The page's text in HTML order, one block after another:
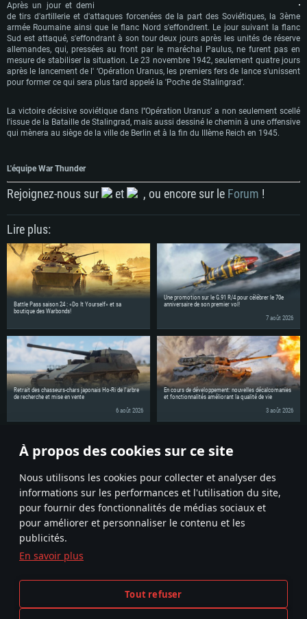
À propos des cookies sur ce site
Nous utilisons les cookies pour collecter et analyser des
informations sur les performances et l'utilisation du site,
pour fournir des fonctionnalités de médias sociaux et
pour améliorer et personnaliser le contenu et les
publicités.
En savoir plus
Tout refuser
GeForce GTX 660. La résolution minimale supportée par le jeu est de 720p
Connection: Connexion Internet à haut débit
Disque dur: 23.1 Go (client minimal)
Recommandée
Processeur: Intel Core i5 ou Ryzen5 3600 et plus
Mémoire: 16 GB et plus
Connection: Connexion Internet à haut débit
Disque dur: 75.9 Go (client complet)
Carte graphique: Intel Iris Pro 5200 (Mac), ou analogue AMD/Nvidia. La
résolution minimale supportée par le jeu est de 720p.
Connection: Connexion Internet à haut débit
Disque dur: 62,2 Go (client minimal)
Recommandée
Processeur: Core i7 (Les processeurs Intel Xeon ne sont pas supportés)
Mémoire: 8 GB
Connection: Connexion Internet à haut débit
Disque dur: 62,2 Go (client complet)
de même pour AMD (La résolution minimale supportée par le jeu est de
720p)
Connection: Connexion Internet à haut débit
Disque dur: 62,2 Go (client minimal)
Recommandée
Processeur: Intel Core i7
Mémoire: 8 GB
de même pour AMD (Radeon RX 570) avec les derniers drivers de moins de
Connection: Connexion Internet à haut débit
Disque dur: 60,2 Go (client complet)
Après un jour et demi
de tirs d'artillerie et d'attaques forcenées de la part des Soviétiques, la 3ème
armée Roumaine ainsi que le flanc Nord s'effondrent. Le jour suivant la flanc
Sud est attaqué, s'effondrant à son tour deux jours après les unités de réserve
allemandes, qui, pressées au front par le maréchal Paulus, ne furent pas en
mesure de stabiliser la situation. Le 23 novembre 1942, seulement quatre jours
après le lancement de l' ‘Opération Uranus, les premiers fers de lance s'unissent
pour former ce qui sera plus tard appelé la 'Poche de Stalingrad’.
La victoire décisive soviétique dans l'‘Opération Uranus’ a non seulement scellé
l'issue de la Bataille de Stalingrad, mais aussi dessiné le chemin à une offensive
qui mènera au siège de la ville de Berlin et à la fin du IIIème Reich en 1945.
L'équipe War Thunder
Rejoignez-nous sur et , ou encore sur le Forum !
Lire plus:
Battle Pass saison 24 : «Do It Yourself» et sa
boutique des Warbonds!
Une promotion sur le G.91 R/4 pour célébrer le 70e
anniversaire de son premier vol!
7 août 2026
Retrait des chasseurs-chars japonais Ho-Ri de l'arbre
de recherche et mise en vente
6 août 2026
En cours de développement: nouvelles décalcomanies
et fonctionnalités améliorant la qualité de vie
3 août 2026
Partagez la nouvelle avec vos amis!
Termes et conditions
Politique de confidentialité
Paramètres relatifs aux cookies